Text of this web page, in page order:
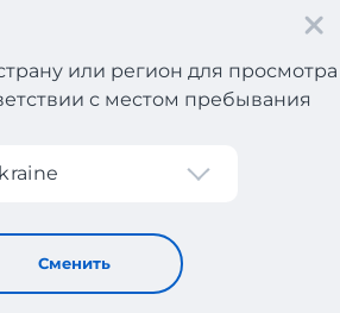
или регион для просмотра
с местом пребывания
Сменить
с доставкой в Узбекистан
с доставкой